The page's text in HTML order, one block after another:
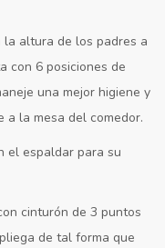
altura de los padres a
con 6 posiciones de
una mejor higiene y
a la mesa del comedor.
el espaldar para su
cinturón de 3 puntos
de tal forma que